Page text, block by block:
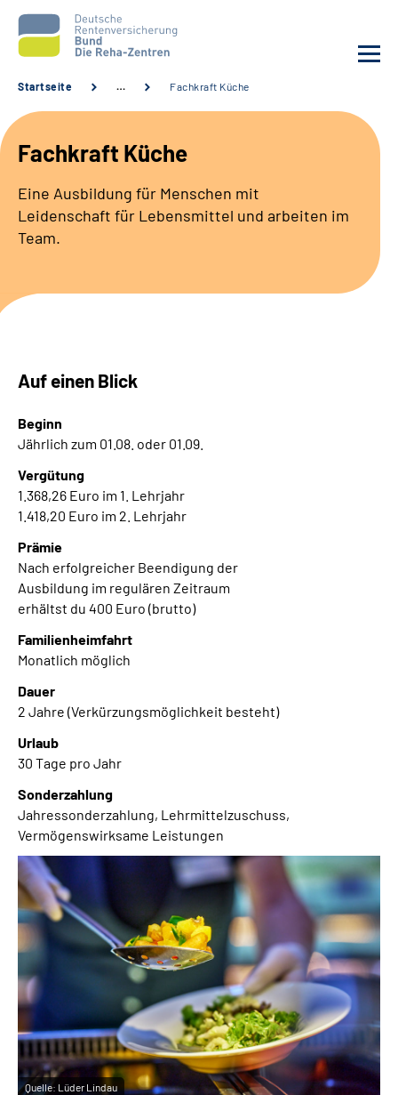
Aktuelles
Unsere Kliniken
Reha von A bis Z
Startseite … Fachkraft Küche
Fachkraft Küche
Eine Ausbildung für Menschen mit
Leidenschaft für Lebensmittel und arbeiten im
Team.
Auf einen Blick
Beginn
Jährlich zum 01.08. oder 01.09.
Vergütung
1.368,26 Euro im 1. Lehrjahr
1.418,20 Euro im 2. Lehrjahr
Prämie
Nach erfolgreicher Beendigung der
Ausbildung im regulären Zeitraum
erhältst du 400 Euro (brutto)
Familienheimfahrt
Monatlich möglich
Dauer
2 Jahre (Verkürzungsmöglichkeit besteht)
Urlaub
30 Tage pro Jahr
Sonderzahlung
Jahressonderzahlung, Lehrmittelzuschuss,
Vermögenswirksame Leistungen
Quelle: Lüder Lindau